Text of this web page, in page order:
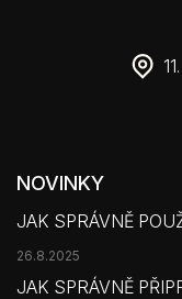
NOVINKY
JAK SPRÁVNĚ
26.8.2025
JAK SPRÁVNĚ